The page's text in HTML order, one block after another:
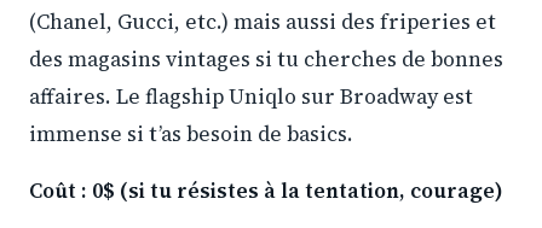
(Chanel, Gucci, etc.) mais aussi des friperies et
des magasins vintages si tu cherches de bonnes
affaires. Le flagship Uniqlo sur Broadway est
immense si t’as besoin de basics.
Coût : 0$ (si tu résistes à la tentation, courage)